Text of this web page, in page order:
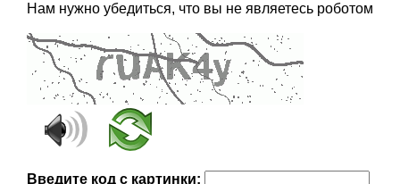
Нам нужно убедиться, что вы не являетесь роботом
Введите код с картинки: